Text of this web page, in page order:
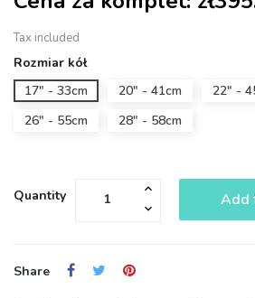
Tax included
Rozmiar kół
17" - 33cm
20" - 41cm 22" -
26" - 55cm
28" - 58cm
Quantity Add
Share